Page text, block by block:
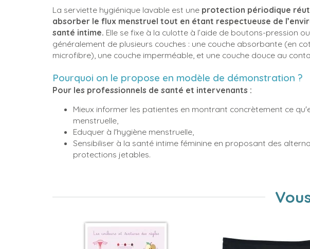
La serviette hygiénique lavable est une protection périodique
absorber le flux menstruel tout en étant respectueuse de
santé intime. Elle se fixe à la culotte à l’aide de boutons-pression
généralement de plusieurs couches : une couche absorbante (en
microfibre), une couche imperméable, et une couche douce au
Pourquoi on le propose en modèle de démonstration ?
Pour les professionnels de santé et intervenants :
Mieux informer les patientes en montrant concrètement ce
menstruelle,
Eduquer à l'hygiène menstruelle,
Sensibiliser à la santé intime féminine en proposant des
protections jetables.